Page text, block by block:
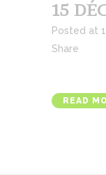
15
Posted at
Share
READ